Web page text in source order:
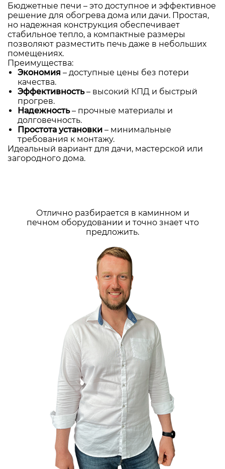
Бюджетные печи – это доступное и эффективное
решение для обогрева дома или дачи. Простая,
но надежная конструкция обеспечивает
стабильное тепло, а компактные размеры
позволяют разместить печь даже в небольших
помещениях.
Преимущества:
Экономия – доступные цены без потери
качества.
Эффективность– высокий КПД и быстрый
прогрев.
Надежность– прочные материалы и
долговечность.
Простота установки – минимальные
требования к монтажу.
Идеальный вариант для дачи, мастерской или
загородного дома.
Отлично разбирается в каминном и
печном оборудовании и точно знает что
предложить.